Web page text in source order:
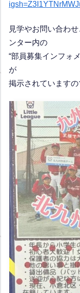
見学やお問い合わ
ンター内の
“部員募集インフォ
が
掲示されていますの